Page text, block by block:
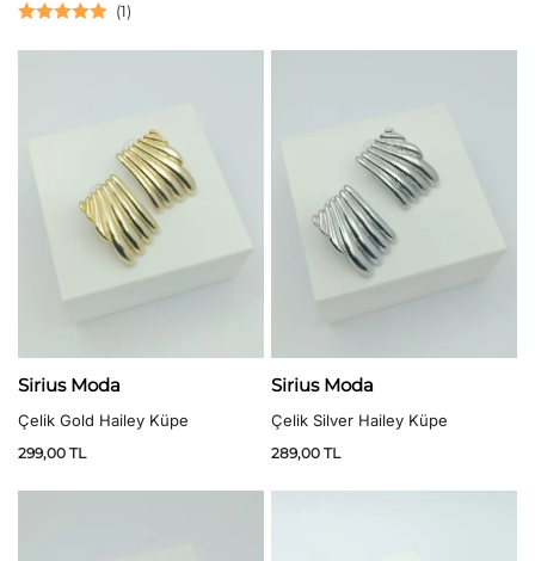
(1)
Sirius Moda
Çelik Gold Hailey Küpe
299,00 TL
Sirius Moda
Çelik Silver Hailey Küpe
289,00 TL